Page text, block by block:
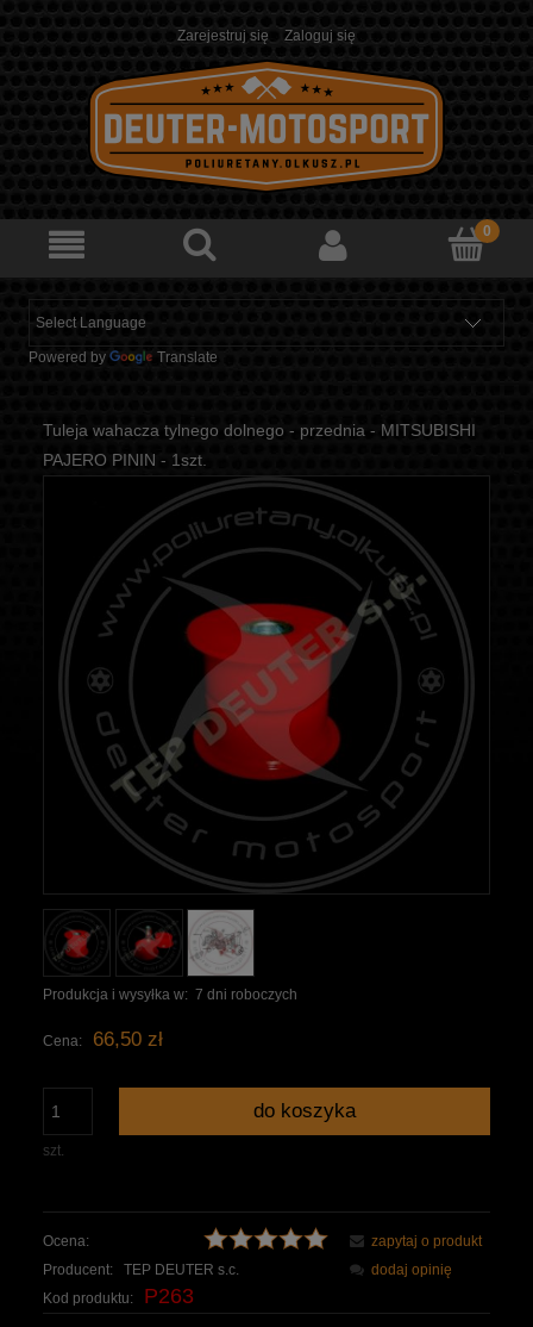
Zarejestruj się Zaloguj się
Powered by Translate
Tuleja wahacza tylnego dolnego - przednia - MITSUBISHI
PAJERO PININ - 1szt.
Produkcja i wysyłka w: 7 dni roboczych
Cena: 66,50 zł
szt.
do koszyka
Ocena:
Producent:
TEP DEUTER s.c.
Kod produktu:
P263
zapytaj o produkt
dodaj opinię